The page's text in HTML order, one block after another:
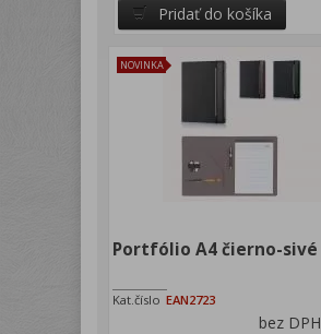
Pridať do košíka
NOVINKA
Portfólio A4 čierno-sivé
Kat.číslo EAN2723
bez DPH